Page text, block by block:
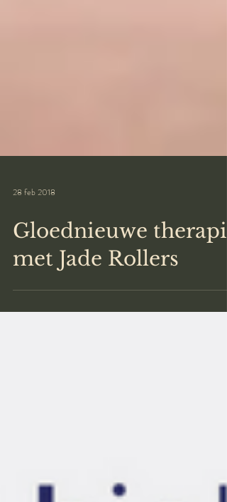
28 feb 2018
Gloednieuwe therapie
met Jade Rollers